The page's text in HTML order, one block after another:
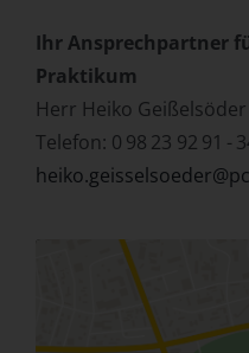
Ihr Ansprechpartner
Praktikum
Herr Heiko Geißelsöder
Telefon: 0 98 23 92 91 -